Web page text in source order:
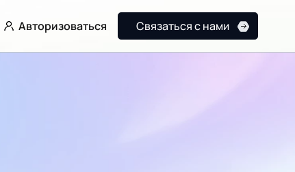
Авторизоваться Связаться с нами